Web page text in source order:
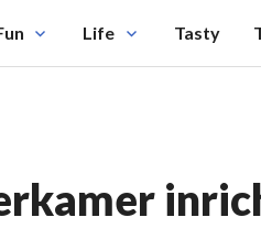
Life Tasty